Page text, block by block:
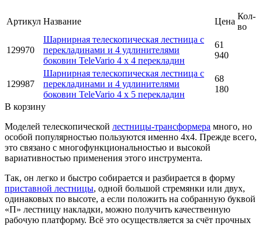
Артикул Название Цена
Кол-
во
129970
Шарнирная телескопическая лестница с
перекладинами и 4 удлинителями
боковин TeleVario 4 x 4 перекладин
61
940
129987
Шарнирная телескопическая лестница с
перекладинами и 4 удлинителями
боковин TeleVario 4 x 5 перекладин
68
180
В корзину
Моделей телескопической лестницы-трансформера много, но
особой популярностью пользуются именно 4x4. Прежде всего,
это связано с многофункциональностью и высокой
вариативностью применения этого инструмента.
Так, он легко и быстро собирается и разбирается в форму
приставной лестницы, одной большой стремянки или двух,
одинаковых по высоте, а если положить на собранную буквой
«П» лестницу накладки, можно получить качественную
рабочую платформу. Всё это осуществляется за счёт прочных